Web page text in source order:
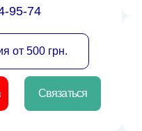
95-74
от 500 грн.
Связаться